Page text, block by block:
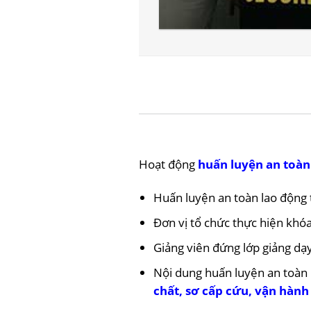
Hoạt động huấn luyện an
Huấn luyện an toàn lao động
Đơn vị tổ chức thực hiện
Giảng viên đứng lớp giảng
Nội dung huấn luyện an
chất,sơ cấp cứu, vận